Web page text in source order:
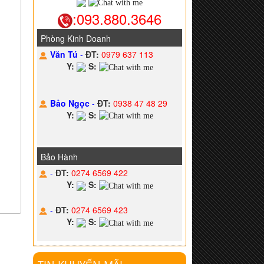
:093.880.3646
Phòng Kinh Doanh
Văn Tú-ĐT: 0979 637 113
Y:
S:
Bảo Ngọc-ĐT: 0938 47 48 29
Y:
S:
Bảo Hành
-ĐT: 0274 6569 422
Y:
S:
-ĐT: 0274 6569 423
Y:
S: